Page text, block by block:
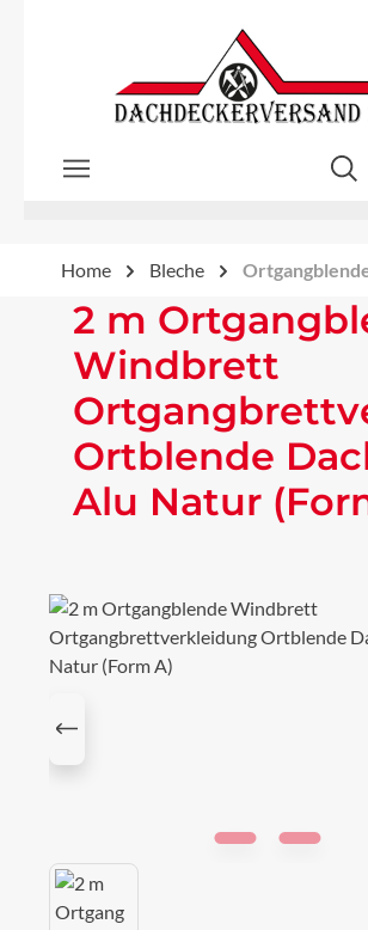
Zum Hauptinhalt springen
Home Bleche
2 m
Windbrett
Ortblende
Alu Natur
Bildergalerie überspringen